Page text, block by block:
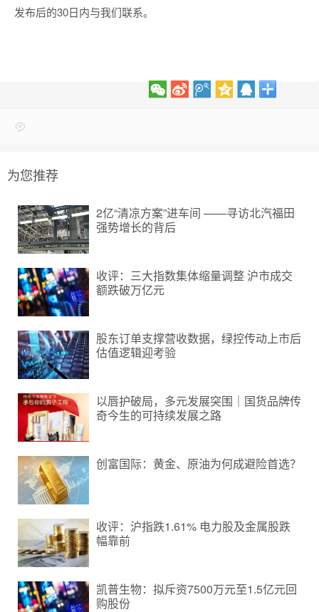
发布后的30日内与我们联系。
为您推荐
2亿“清凉方案”进车间 ——寻访北汽福田
强势增长的背后
收评：三大指数集体缩量调整 沪市成交
额跌破万亿元
股东订单支撑营收数据，绿控传动上市后
估值逻辑迎考验
以唇护破局，多元发展突围｜国货品牌传
奇今生的可持续发展之路
创富国际：黄金、原油为何成避险首选？
收评：沪指跌1.61% 电力股及金属股跌
幅靠前
凯普生物：拟斥资7500万元至1.5亿元回
购股份